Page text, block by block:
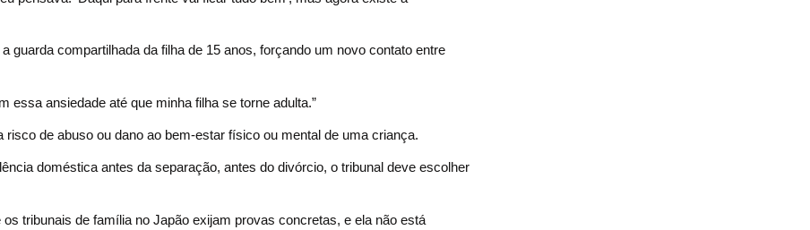
guarda compartilhada da filha de 15 anos, forçando um novo contato entre
essa ansiedade até que minha filha se torne adulta.”
de abuso ou dano ao bem-estar físico ou mental de uma criança.
doméstica antes da separação, antes do divórcio, o tribunal deve escolher
tribunais de família no Japão exijam provas concretas, e ela não está